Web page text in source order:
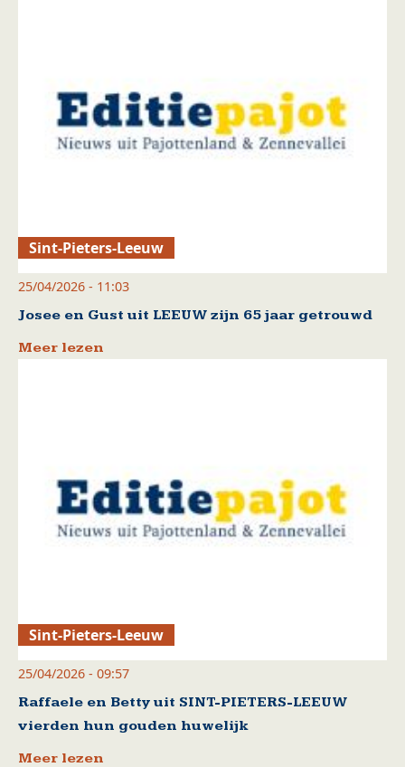
Sint-Pieters-Leeuw
25/04/2026 - 11:03
Josee en Gust uit LEEUW zijn 65 jaar getrouwd
Meer lezen
Sint-Pieters-Leeuw
25/04/2026 - 09:57
Raffaele en Betty uit SINT-PIETERS-LEEUW
vierden hun gouden huwelijk
Meer lezen